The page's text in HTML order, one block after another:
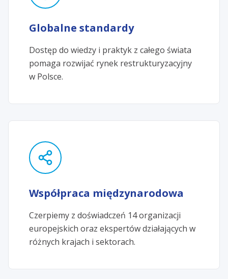
Globalne standardy
Dostęp do wiedzy i praktyk z całego świata
pomaga rozwijać rynek restrukturyzacyjny
w Polsce.
Współpraca międzynarodowa
Czerpiemy z doświadczeń 14 organizacji
europejskich oraz ekspertów działających w
różnych krajach i sektorach.